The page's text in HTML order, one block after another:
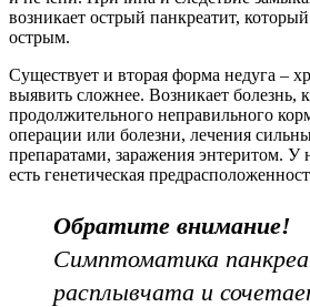
возникает острый панкреатит,
острым.
Существует и вторая форма недуга –
выявить сложнее. Возникает болезнь,
продолжительного неправильного
операции или болезни, лечения
препаратами, заражения энтеритом. У
есть генетическая
Обратите внимание!
Симптоматика
расплывчата и